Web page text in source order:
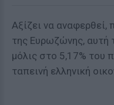
Αξίζει να αναφερθεί,
της Ευρωζώνης, αυτή
μόλις στο 5,17% του
ταπεινή ελληνική